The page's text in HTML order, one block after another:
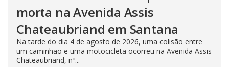
morta na Avenida Assis
Chateaubriand em Santana
Na tarde do dia 4 de agosto de 2026, uma colisão entre
um caminhão e uma motocicleta ocorreu na Avenida Assis
Chateaubriand, nº...